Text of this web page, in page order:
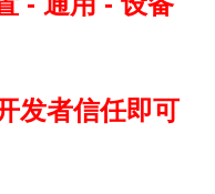
发者信任即可